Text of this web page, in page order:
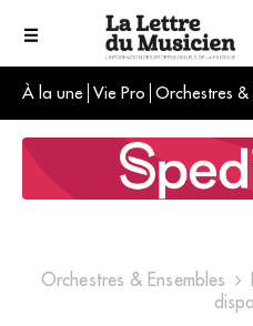
À la une Vie Pro Orchestres &
L'info
Le
Orchestres & Ensembles